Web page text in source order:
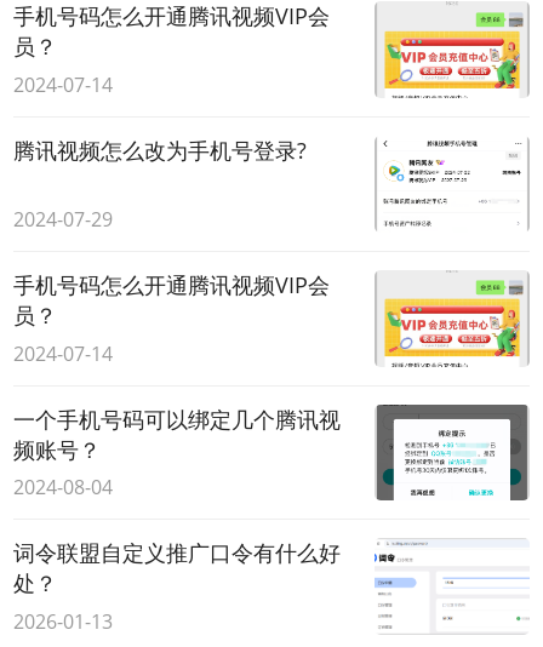
手机号码怎么开通腾讯视频VIP会
员？
2024-07-14
腾讯视频怎么改为手机号登录?
2024-07-29
手机号码怎么开通腾讯视频VIP会
员？
2024-07-14
一个手机号码可以绑定几个腾讯视
频账号？
2024-08-04
词令联盟自定义推广口令有什么好
处？
2026-01-13